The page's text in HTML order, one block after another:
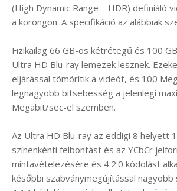
(High Dynamic Range – HDR) definiáló
a korongon. A specifikáció az alábbiak
Fizikailag 66 GB-os kétrétegű és 100
Ultra HD Blu-ray lemezek lesznek.
eljárással tömörítik a videót, és 100
legnagyobb bitsebesség a jelenlegi
Megabit/sec-el szemben.
Az Ultra HD Blu-ray az eddigi 8 helyett
színenkénti felbontást és az YCbCr
mintavételezésére és 4:2:0 kódolást
későbbi szabványmegújítással nagyobb